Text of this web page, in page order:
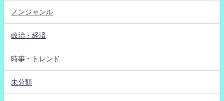
ノンジャンル
政治・経済
時事・トレンド
未分類